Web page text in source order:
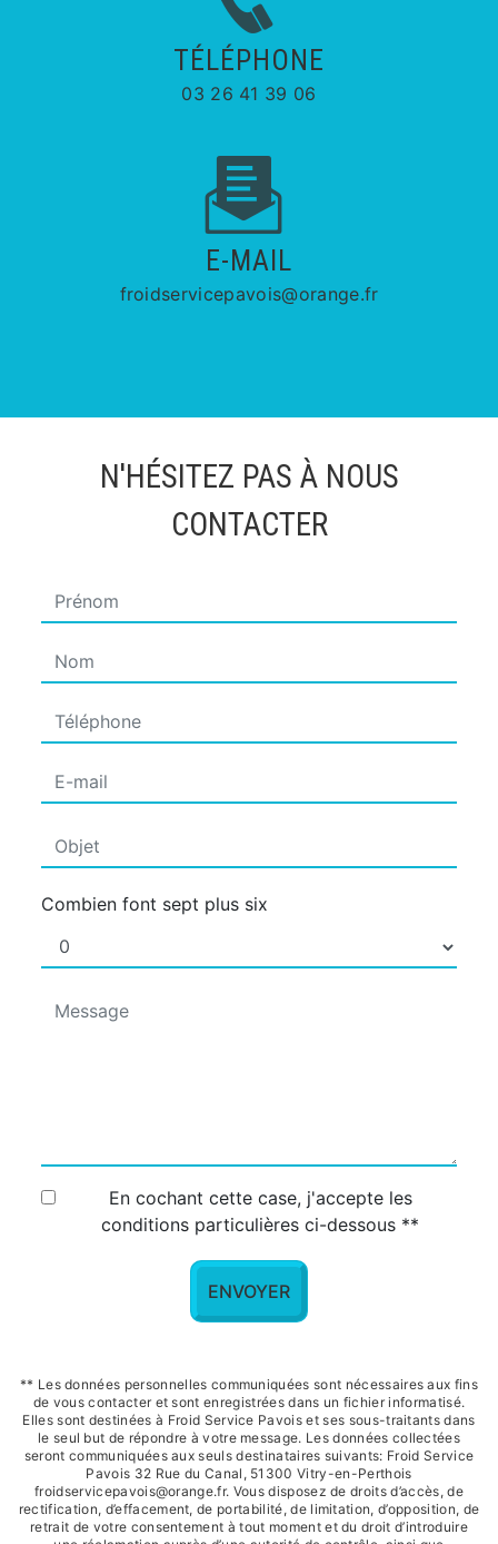
TÉLÉPHONE
03 26 41 39 06
E-MAIL
froidservicepavois@orange.fr
N'HÉSITEZ PAS À NOUS
CONTACTER
Combien font sept plus six
En cochant cette case, j'accepte les
conditions particulières ci-dessous **
ENVOYER
** Les données personnelles communiquées sont nécessaires aux fins
de vous contacter et sont enregistrées dans un fichier informatisé.
Elles sont destinées à Froid Service Pavois et ses sous-traitants dans
le seul but de répondre à votre message. Les données collectées
seront communiquées aux seuls destinataires suivants: Froid Service
Pavois 32 Rue du Canal, 51300 Vitry-en-Perthois
froidservicepavois@orange.fr. Vous disposez de droits d’accès, de
rectification, d’effacement, de portabilité, de limitation, d’opposition, de
retrait de votre consentement à tout moment et du droit d’introduire